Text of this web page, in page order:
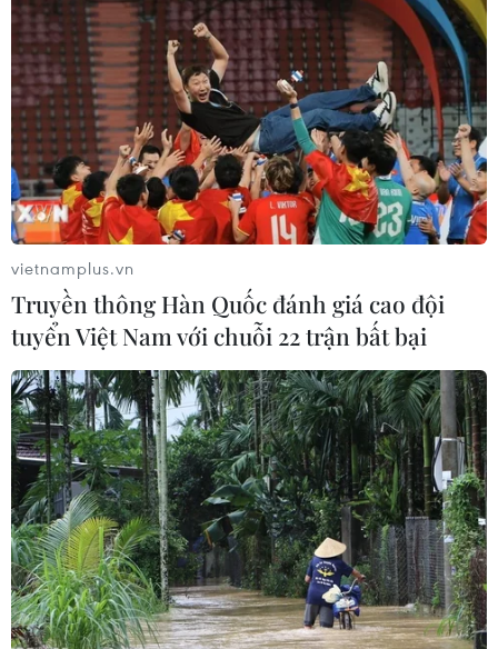
15/02/2020 11:16
COVID-19 (nCoV) đang ảnh hưởng sâu rộng khiến chính
phủ nhiều nước phải hành động để hỗ trợ nền kinh tế
chống đỡ với các thách thức mới, và giới doanh nghiệp
cũng phải chủ động để “tự cứu mình."
Chuyên gia Mỹ: Hợp tác toàn cầu là cần
thiết để ngăn chặn COVID-19
16/02/2020 14:29
vietnamplus.vn
Truyền thông Hàn Quốc đánh giá cao đội
tuyển Việt Nam với chuỗi 22 trận bất bại